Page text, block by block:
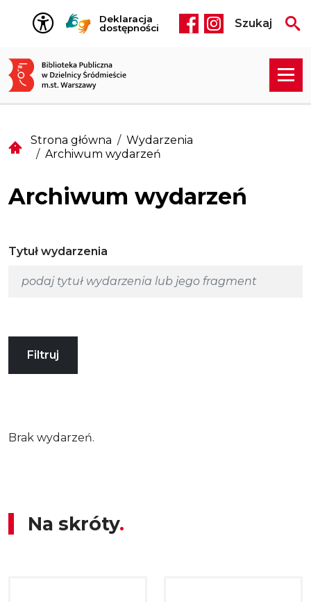
Przejdź do treści
Deklaracja
dostępności
Social media
Szukaj
Strona główna
Wydarzenia
Archiwum wydarzeń
Archiwum wydarzeń
Tytuł wydarzenia
Filtruj
Brak wydarzeń.
Na skróty